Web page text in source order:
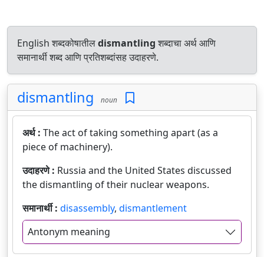
English शब्दकोषातीलdismantlingशब्दाचा अर्थ आणि
समानार्थी शब्द आणि प्रतिशब्दांसह उदाहरणे.
dismantling noun
अर्थ : The act of taking something apart (as a
piece of machinery).
उदाहरणे : Russia and the United States discussed
the dismantling of their nuclear weapons.
समानार्थी : disassembly, dismantlement
Antonym meaning